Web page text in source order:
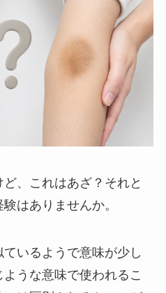
ど、これはあざ？それと
はありませんか。
いるようで意味が少し
うな意味で使われるこ